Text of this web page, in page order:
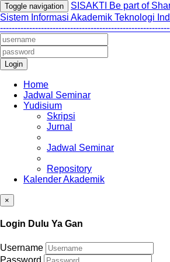
Toggle navigation
SISAKTI Be part of
Sistem Informasi Akademik Teknologi
Login
Home
Jadwal Seminar
Yudisium
Skripsi
Jurnal
Jadwal Seminar
Repository
Kalender Akademik
×
Login Dulu Ya Gan
Username
Password